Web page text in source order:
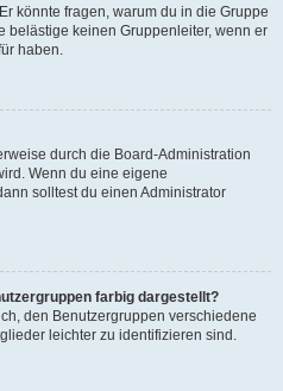
könnte fragen, warum du in die Gruppe
belästige keinen Gruppenleiter, wenn er
haben.
durch die Board-Administration
Wenn du eine eigene
solltest du einen Administrator
farbig dargestellt?
den Benutzergruppen verschiedene
leichter zu identifizieren sind.